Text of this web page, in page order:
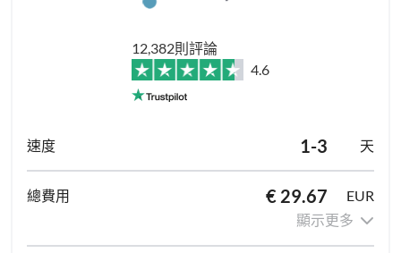
12,382則評論
4.6
1-3 天
€ 29.67
EUR
顯示更多